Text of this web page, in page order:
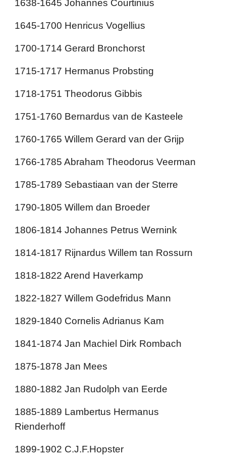
1638-1645 Johannes Courtinius
1645-1700 Henricus Vogellius
1700-1714 Gerard Bronchorst
1715-1717 Hermanus Probsting
1718-1751 Theodorus Gibbis
1751-1760 Bernardus van de Kasteele
1760-1765 Willem Gerard van der Grijp
1766-1785 Abraham Theodorus Veerman
1785-1789 Sebastiaan van der Sterre
1790-1805 Willem dan Broeder
1806-1814 Johannes Petrus Wernink
1814-1817 Rijnardus Willem tan Rossurn
1818-1822 Arend Haverkamp
1822-1827 Willem Godefridus Mann
1829-1840 Cornelis Adrianus Kam
1841-1874 Jan Machiel Dirk Rombach
1875-1878 Jan Mees
1880-1882 Jan Rudolph van Eerde
1885-1889 Lambertus Hermanus
Rienderhoff
1899-1902 C.J.F.Hopster